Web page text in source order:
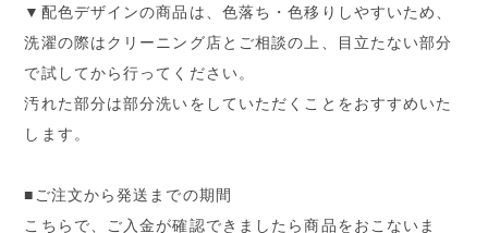
▼配色デザインの商品は、色落ち・色移りしやすいため、
洗濯の際はクリーニング店とご相談の上、目立たない部分
で試してから行ってください。
汚れた部分は部分洗いをしていただくことをおすすめいた
します。
■ご注文から発送までの期間
こちらで、ご入金が確認できましたら商品をおこないま